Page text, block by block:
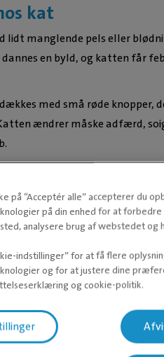
kat
lidt manglende pels eller
en byld, og katten får
med små røde knopper,
ændrer måske adfærd,
dyrlægen en ide om den
kan det skyldes en
omkring ørerne, kan det
med lidt sterilt saltvand eller
påvirket, bør dyrlæge
kat
på “Acceptér alle” accepterer du
på din enhed for at
analysere brug af webstedet og
indstillinger” for at få flere
og for at justere dine
og cookie-politik.